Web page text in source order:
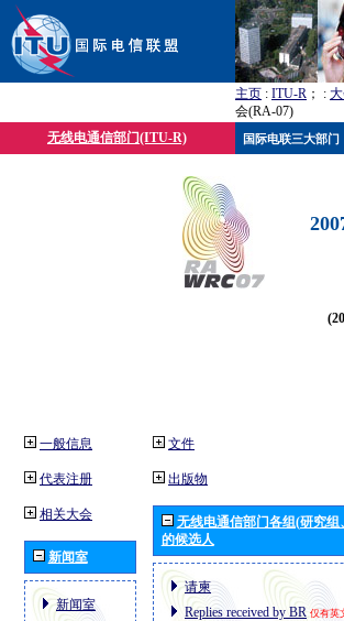
主页 : ITU-R ； :
会(RA-07)
无线电通信部门(ITU-R)
一般信息
代表注册
相关大会
新闻室
新闻室
文件
出版物
无线电通信部门各组(研究
的候选人
请柬
Replies received by BR 仅有英
国际电联三大部门